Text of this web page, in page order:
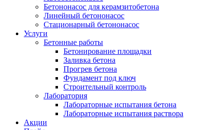
Бетононасос для керамзитобетона
Линейный бетононасос
Стационарный бетононасос
Услуги
Бетонные работы
Бетонирование площадки
Заливка бетона
Прогрев бетона
Фундамент под ключ
Строительный контроль
Лаборатория
Лабораторные испытания бетона
Лабораторные испытания раствора
Акции